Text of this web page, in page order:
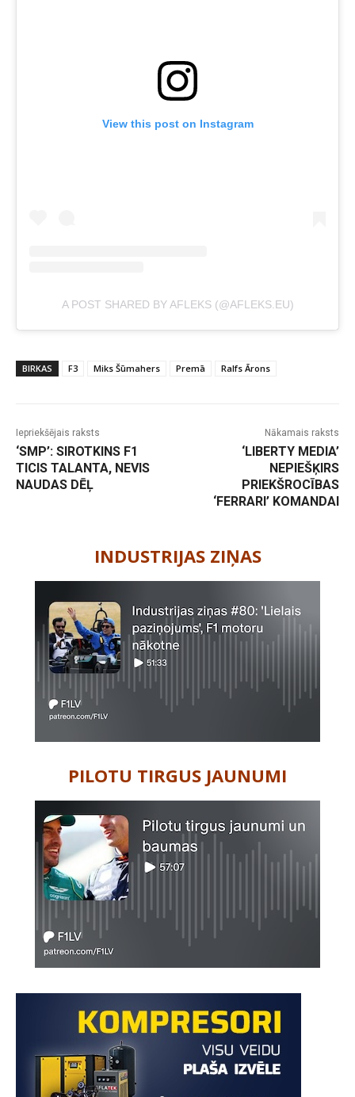
View this post on Instagram
A POST SHARED BY AFLEKS (@AFLEKS.EU)
BIRKAS F3 Miks Šūmahers Premā Ralfs Ārons
Iepriekšējais raksts
‘SMP’: SIROTKINS F1
TICIS TALANTA, NEVIS
NAUDAS DĒĻ
Nākamais raksts
‘LIBERTY MEDIA’
NEPIEŠĶIRS
PRIEKŠROCĪBAS
‘FERRARI’ KOMANDAI
INDUSTRIJAS ZIŅAS
PILOTU TIRGUS JAUNUMI